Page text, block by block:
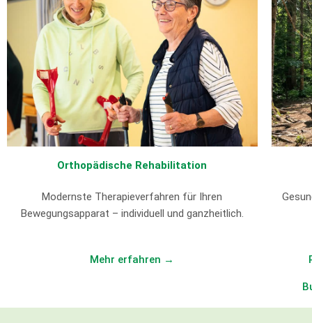
Orthopädische Rehabilitation
Modernste Therapieverfahren für Ihren
Bewegungsapparat – individuell und ganzheitlich.
Mehr erfahren →